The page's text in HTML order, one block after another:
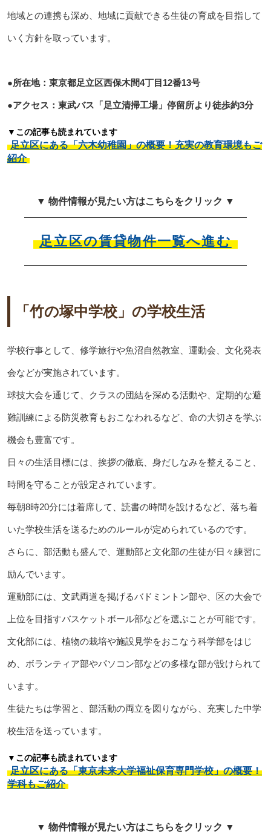
地域との連携も深め、地域に貢献できる生徒の育成を目指して
いく方針を取っています。
●所在地：東京都足立区西保木間4丁目12番13号
●アクセス：東武バス「足立清掃工場」停留所より徒歩約3分
▼この記事も読まれています
足立区にある「六木幼稚園」の概要！充実の教育環境もご
紹介
▼ 物件情報が見たい方はこちらをクリック ▼
足立区の賃貸物件一覧へ進む
「竹の塚中学校」の学校生活
学校行事として、修学旅行や魚沼自然教室、運動会、文化発表
会などが実施されています。
球技大会を通じて、クラスの団結を深める活動や、定期的な避
難訓練による防災教育もおこなわれるなど、命の大切さを学ぶ
機会も豊富です。
日々の生活目標には、挨拶の徹底、身だしなみを整えること、
時間を守ることが設定されています。
毎朝8時20分には着席して、読書の時間を設けるなど、落ち着
いた学校生活を送るためのルールが定められているのです。
さらに、部活動も盛んで、運動部と文化部の生徒が日々練習に
励んでいます。
運動部には、文武両道を掲げるバドミントン部や、区の大会で
上位を目指すバスケットボール部などを選ぶことが可能です。
文化部には、植物の栽培や施設見学をおこなう科学部をはじ
め、ボランティア部やパソコン部などの多様な部が設けられて
います。
生徒たちは学習と、部活動の両立を図りながら、充実した中学
校生活を送っています。
▼この記事も読まれています
足立区にある「東京未来大学福祉保育専門学校」の概要！
学科もご紹介
▼ 物件情報が見たい方はこちらをクリック ▼